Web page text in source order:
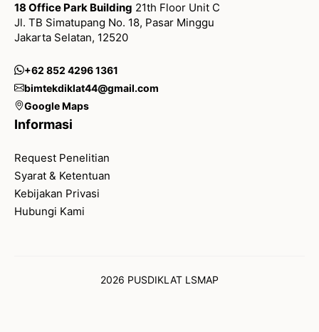
18 Office Park Building 21th Floor Unit C
Jl. TB Simatupang No. 18, Pasar Minggu
Jakarta Selatan, 12520
+62 852 4296 1361
bimtekdiklat44@gmail.com
Google Maps
Informasi
Request Penelitian
Syarat & Ketentuan
Kebijakan Privasi
Hubungi Kami
2026 PUSDIKLAT LSMAP